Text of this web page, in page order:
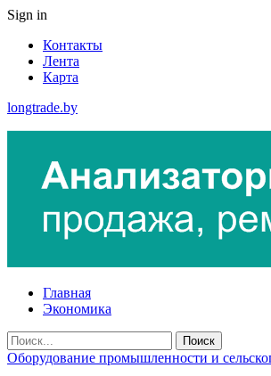
Sign in
Контакты
Лента
Карта
longtrade.by
Главная
Экономика
Оборудование промышленности и